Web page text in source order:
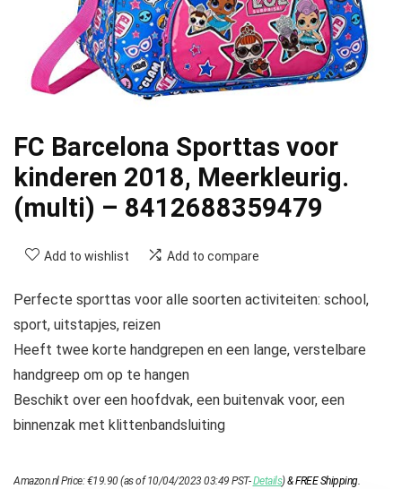
FC Barcelona Sporttas voor
kinderen 2018, Meerkleurig.
(multi) – 8412688359479
Add to wishlist Add to compare
Perfecte sporttas voor alle soorten activiteiten: school,
sport, uitstapjes, reizen
Heeft twee korte handgrepen en een lange, verstelbare
handgreep om op te hangen
Beschikt over een hoofdvak, een buitenvak voor, een
binnenzak met klittenbandsluiting
Amazon.nl Price:€19.90(as of 10/04/2023 03:49 PST-Details)&FREE Shipping.